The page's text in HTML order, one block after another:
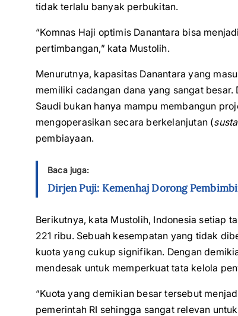
tidak terlalu banyak perbukitan.
“Komnas Haji optimis Danantara bisa
pertimbangan,” kata Mustolih.
Menurutnya, kapasitas Danantara yang
memiliki cadangan dana yang sangat
Saudi bukan hanya mampu membangun
mengoperasikan secara berkelanjutan (
pembiayaan.
Baca juga:
Dirjen Puji: Kemenhaj Dorong
Berikutnya, kata Mustolih, Indonesia setiap
221 ribu. Sebuah kesempatan yang tidak
kuota yang cukup signifikan. Dengan
mendesak untuk memperkuat tata kelola
“Kuota yang demikian besar tersebut
pemerintah RI sehingga sangat relevan